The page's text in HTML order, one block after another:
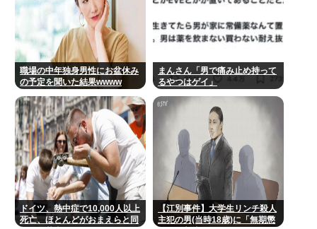
職場の中年独身男性にお盆休み
の予定を聞いた結果wwww
まんさん「男で痛み止め持って
るやつはゲイ」
ドイツ、熱中症で10,000人以上
死亡、ほとんどがおまえらと同
【江別事件】大学生リンチ殺人
主犯の男(当時18歳)に「無期懲